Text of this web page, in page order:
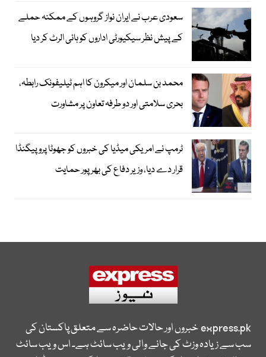
سعودی عرب نے ایران نواز گروہوں کے ممکنہ حملے
کے پیش نظر سیکیورٹی اداروں کو ہائی الرٹ کر دیا
محمد بن سلمان اور میکرون کا اہم ٹیلیفونک رابطہ،
بحری سلامتی اور دو طرفہ تعاون پر مشاورت
ٹرمپ نے امریکی میڈیا کی خبروں کو جھوٹا پروپیگنڈا
قرار دے دیا، وزیر دفاع کی بھرپور حمایت
express.pkخبروں اور حالات حاضرہ سے متعلق پاکستان کی
سب سے زیادہ وزٹ کی جانے والی ویب سائٹ ہے۔ اس ویب سائٹ